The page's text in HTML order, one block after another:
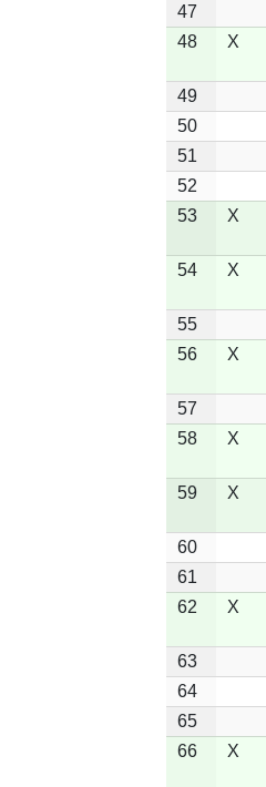
47
48
X
49
50
51
52
53
X
54 X
55
56
X
57
58
X
59 X
60
61
62
X
63
64
65
66
X